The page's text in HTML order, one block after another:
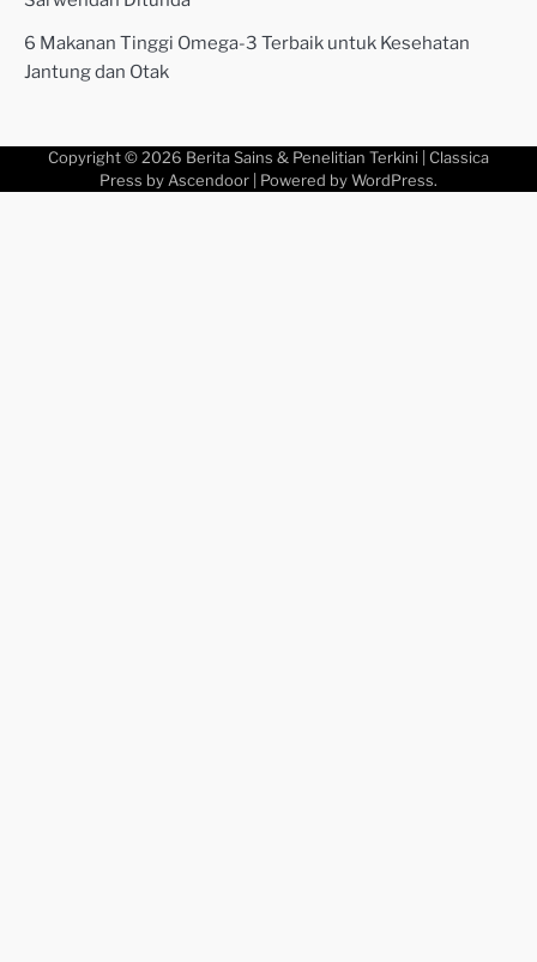
6 Makanan Tinggi Omega-3 Terbaik untuk Kesehatan
Jantung dan Otak
Copyright © 2026 Berita Sains & Penelitian Terkini | Classica
Press by Ascendoor | Powered by WordPress.